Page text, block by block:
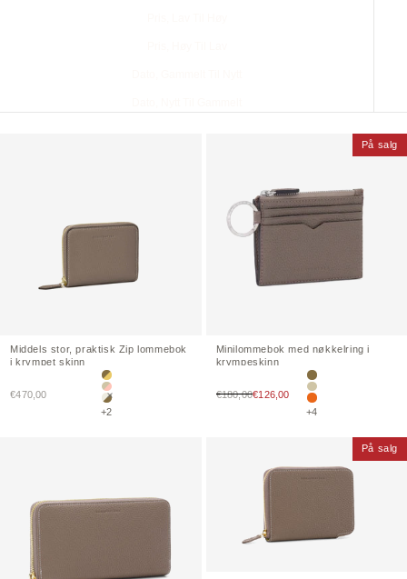
Middels stor, praktisk Zip lommebok
i krympet skinn
Salgspris
€470,00
Etoupe × Gul
Greige × Babyrosa
Elfenben × Etoupe
+2
På salg
Minilommebok med nøkkelring i
krympeskinn
€180,00Salgspris
€126,00
Etoupe
Greige
Oransje
+4
På salg